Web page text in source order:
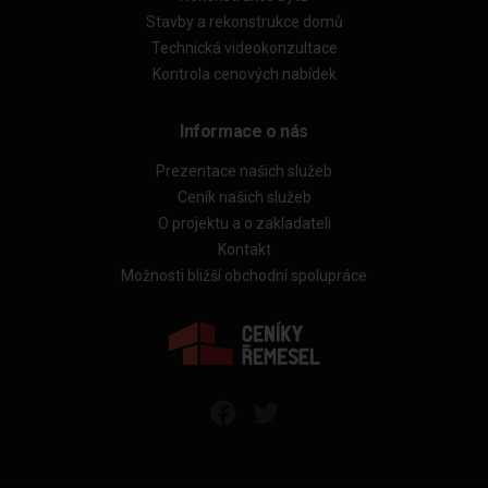
Stavby a rekonstrukce domů
Technická videokonzultace
Kontrola cenových nabídek
Informace o nás
Prezentace našich služeb
Ceník našich služeb
O projektu a o zakladateli
Kontakt
Možnosti bližší obchodní spolupráce